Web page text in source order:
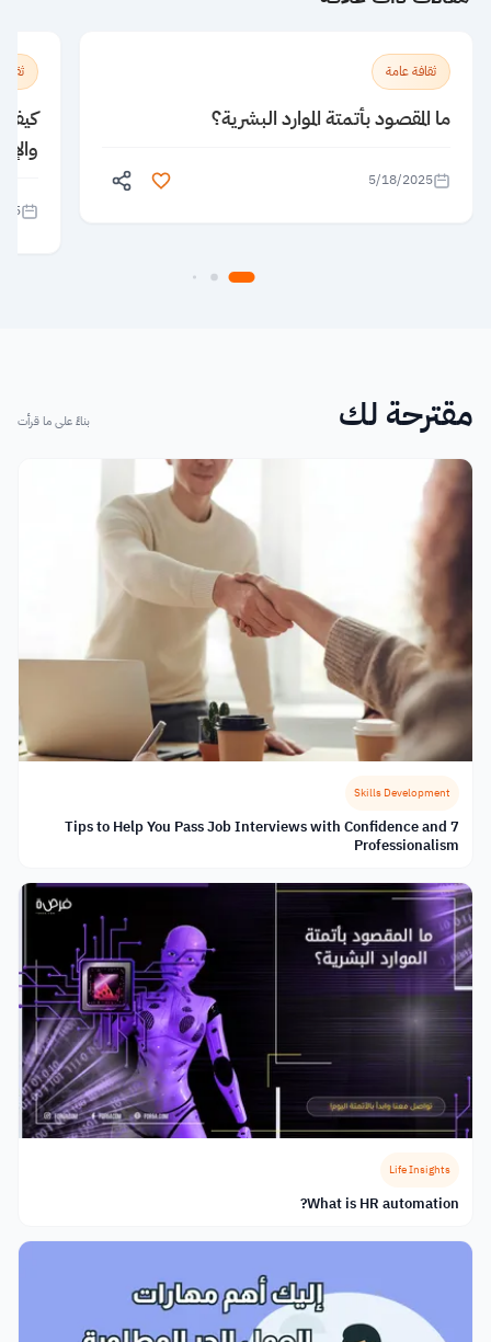
ثقافة عامة
ما المقصود بأتمتة الموارد البشرية؟
5/18/2025
كيف
مقترحة لك بناءً على ما قرأت
Skills Development
7 Tips to Help You Pass Job Interviews with Confidence and
Professionalism
Life Insights
What is HR automation?